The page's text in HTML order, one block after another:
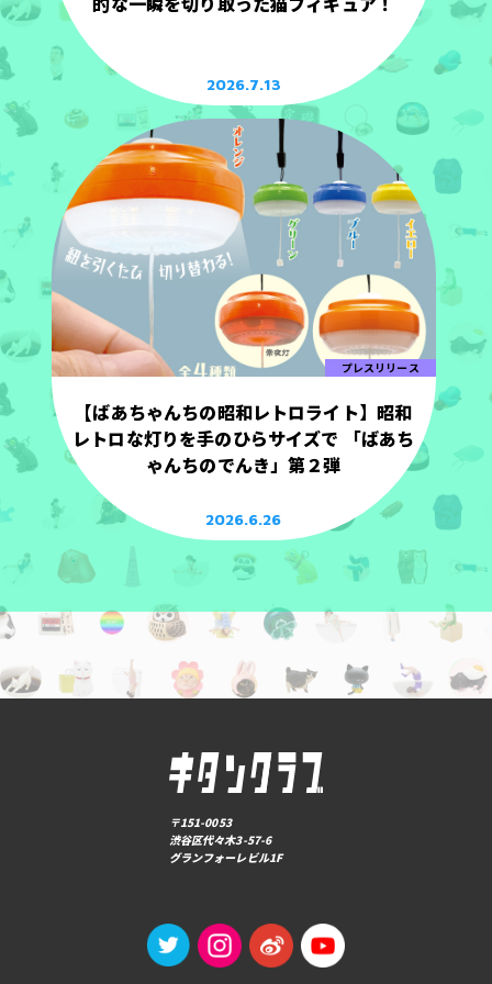
2026.7.13
プレスリリース
【ばあちゃんちの昭和レトロライト】昭和
レトロな灯りを手のひらサイズで 「ばあち
ゃんちのでんき」第２弾
2026.6.26
〒151-0053
渋谷区代々木3-57-6
グランフォーレビル1F